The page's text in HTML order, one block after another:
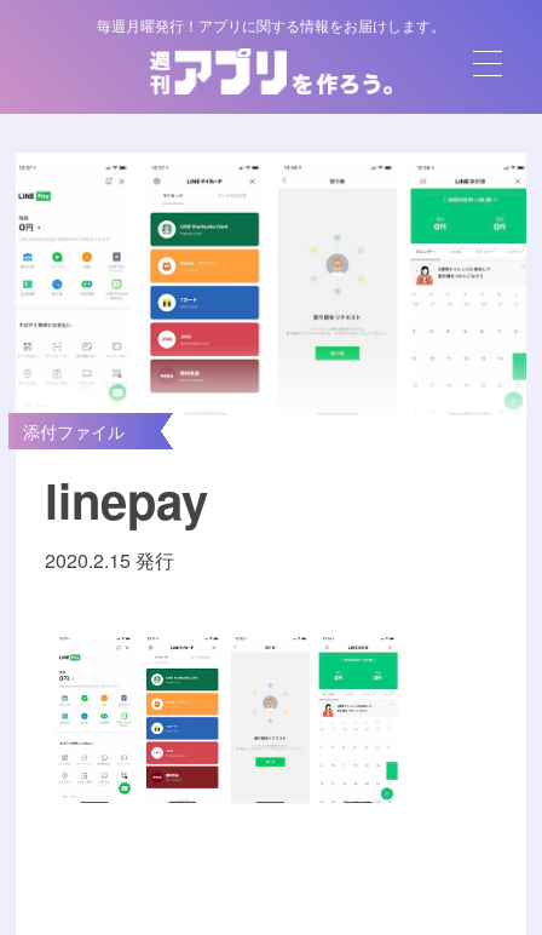
毎週月曜発行！アプリに関する情報をお届けします。
添付ファイル
linepay
2020.2.15 発行